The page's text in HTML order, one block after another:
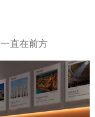
直在前方